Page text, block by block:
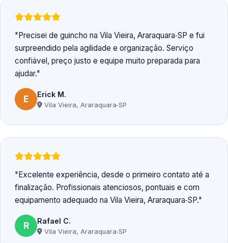
Precisei de guincho na Vila Vieira, Araraquara‑SP e fui
surpreendido pela agilidade e organização. Serviço
confiável, preço justo e equipe muito preparada para
ajudar.
E Erick M.
Vila Vieira, Araraquara‑SP
Excelente experiência, desde o primeiro contato até a
finalização. Profissionais atenciosos, pontuais e com
equipamento adequado na Vila Vieira, Araraquara‑SP.
R Rafael C.
Vila Vieira, Araraquara‑SP